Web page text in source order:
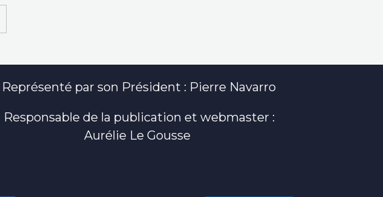
Représenté par son Président : Pierre Navarro
Responsable de la publication et webmaster :
Aurélie Le Gousse